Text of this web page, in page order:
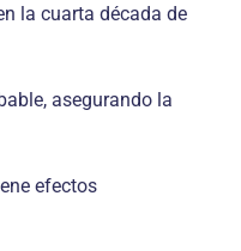
la cuarta década de
asegurando la
efectos